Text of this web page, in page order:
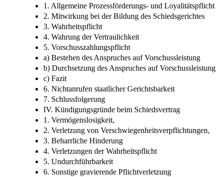
1. Allgemeine Prozessförderungs- und Loyalitätspflicht
2. Mitwirkung bei der Bildung des Schiedsgerichtes
3. Wahrheitspflicht
4. Wahrung der Vertraulichkeit
5. Vorschusszahlungspflicht
a) Bestehen des Anspruches auf Vorschussleistung
b) Durchsetzung des Anspruches auf Vorschussleistung
c) Fazit
6. Nichtanrufen staatlicher Gerichtsbarkeit
7. Schlussfolgerung
IV. Kündigungsgründe beim Schiedsvertrag
1. Vermögenslosigkeit,
2. Verletzung von Verschwiegenheitsverpflichtungen,
3. Beharrliche Hinderung
4. Verletzungen der Wahrheitspflicht
5. Undurchführbarkeit
6. Sonstige gravierende Pflichtverletzung